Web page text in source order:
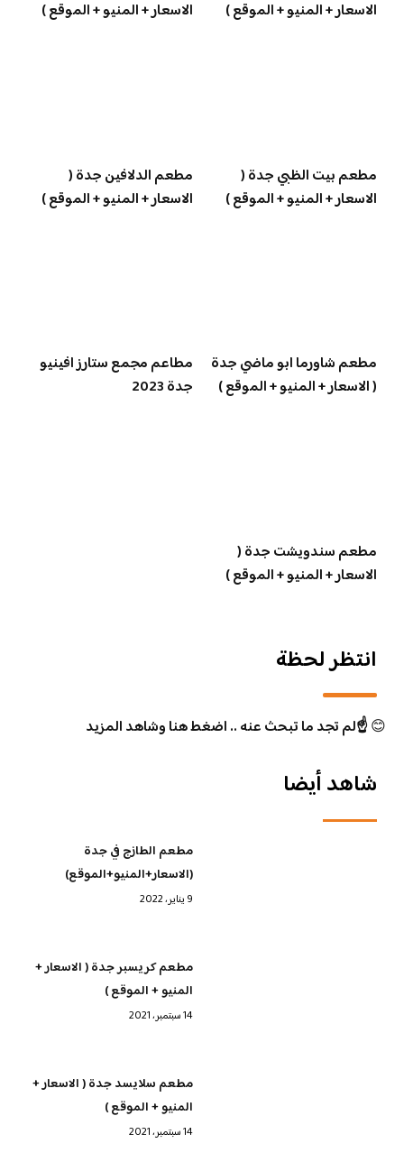
الاسعار + المنيو + الموقع ) الاسعار + المنيو + الموقع )
مطعم بيت الظبي جدة (
الاسعار + المنيو + الموقع )
مطعم الدلافين جدة (
الاسعار + المنيو + الموقع )
مطعم شاورما ابو ماضي جدة
( الاسعار + المنيو + الموقع )
مطاعم مجمع ستارز افينيو
جدة 2023
مطعم سندويشت جدة (
الاسعار + المنيو + الموقع )
انتظر لحظة
😊☝️لم تجد ما تبحث عنه .. اضغط هنا وشاهد المزيد
شاهد أيضا
مطعم الطازج في جدة
(الاسعار+المنيو+الموقع)
9 يناير، 2022
مطعم كريسبر جدة ( الاسعار +
المنيو + الموقع )
14 سبتمبر، 2021
مطعم سلايسد جدة ( الاسعار +
المنيو + الموقع )
14 سبتمبر، 2021